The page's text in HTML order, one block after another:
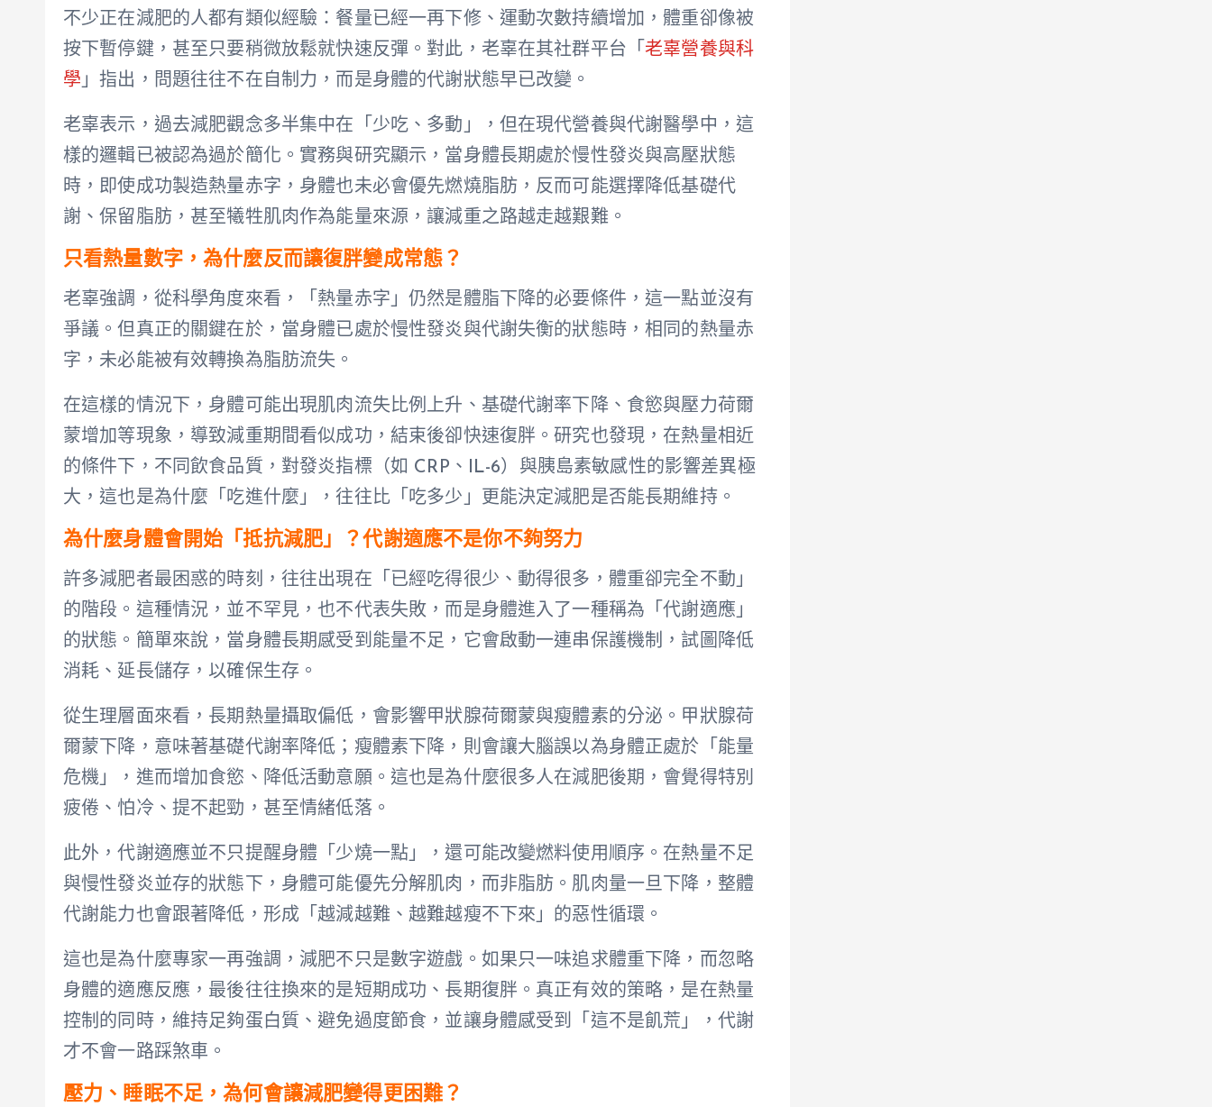
不少正在減肥的人都有類似經驗：餐量已經一再下修、運動次數持續增加，體重卻像被
按下暫停鍵，甚至只要稍微放鬆就快速反彈。對此，老辜在其社群平台「 老辜營養與科
學」指出，問題往往不在自制力，而是身體的代謝狀態早已改變。
老辜表示，過去減肥觀念多半集中在「少吃、多動」，但在現代營養與代謝醫學中，這
樣的邏輯已被認為過於簡化。實務與研究顯示，當身體長期處於慢性發炎與高壓狀態
時，即使成功製造熱量赤字，身體也未必會優先燃燒脂肪，反而可能選擇降低基礎代
謝、保留脂肪，甚至犧牲肌肉作為能量來源，讓減重之路越走越艱難。
只看熱量數字，為什麼反而讓復胖變成常態？
老辜強調，從科學角度來看，「熱量赤字」仍然是體脂下降的必要條件，這一點並沒有
爭議。但真正的關鍵在於，當身體已處於慢性發炎與代謝失衡的狀態時，相同的熱量赤
字，未必能被有效轉換為脂肪流失。
在這樣的情況下，身體可能出現肌肉流失比例上升、基礎代謝率下降、食慾與壓力荷爾
蒙增加等現象，導致減重期間看似成功，結束後卻快速復胖。研究也發現，在熱量相近
的條件下，不同飲食品質，對發炎指標（如 CRP、IL-6）與胰島素敏感性的影響差異極
大，這也是為什麼「吃進什麼」，往往比「吃多少」更能決定減肥是否能長期維持。
為什麼身體會開始「抵抗減肥」？代謝適應不是你不夠努力
許多減肥者最困惑的時刻，往往出現在「已經吃得很少、動得很多，體重卻完全不動」
的階段。這種情況，並不罕見，也不代表失敗，而是身體進入了一種稱為「代謝適應」
的狀態。簡單來說，當身體長期感受到能量不足，它會啟動一連串保護機制，試圖降低
消耗、延長儲存，以確保生存。
從生理層面來看，長期熱量攝取偏低，會影響甲狀腺荷爾蒙與瘦體素的分泌。甲狀腺荷
爾蒙下降，意味著基礎代謝率降低；瘦體素下降，則會讓大腦誤以為身體正處於「能量
危機」，進而增加食慾、降低活動意願。這也是為什麼很多人在減肥後期，會覺得特別
疲倦、怕冷、提不起勁，甚至情緒低落。
此外，代謝適應並不只提醒身體「少燒一點」，還可能改變燃料使用順序。在熱量不足
與慢性發炎並存的狀態下，身體可能優先分解肌肉，而非脂肪。肌肉量一旦下降，整體
代謝能力也會跟著降低，形成「越減越難、越難越瘦不下來」的惡性循環。
這也是為什麼專家一再強調，減肥不只是數字遊戲。如果只一味追求體重下降，而忽略
身體的適應反應，最後往往換來的是短期成功、長期復胖。真正有效的策略，是在熱量
控制的同時，維持足夠蛋白質、避免過度節食，並讓身體感受到「這不是飢荒」，代謝
才不會一路踩煞車。
壓力、睡眠不足，為何會讓減肥變得更困難？